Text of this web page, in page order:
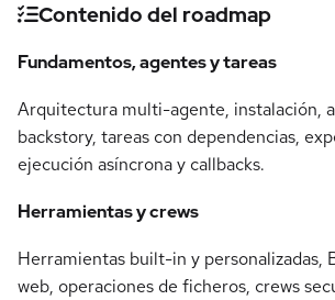
Contenido del roadmap
Fundamentos, agentes y tareas
Arquitectura multi-agente, instalación,
backstory, tareas con dependencias,
ejecución asíncrona y callbacks.
Herramientas y crews
Herramientas built-in y personalizadas,
web, operaciones de ficheros, crews